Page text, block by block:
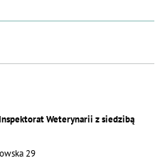
Weterynarii z siedzibą
29